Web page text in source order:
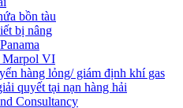
bồn tàu
bị nâng
Marpol VI
hàng lỏng/ giám định khí gas
quyết tại nạn hàng hải
Consultancy